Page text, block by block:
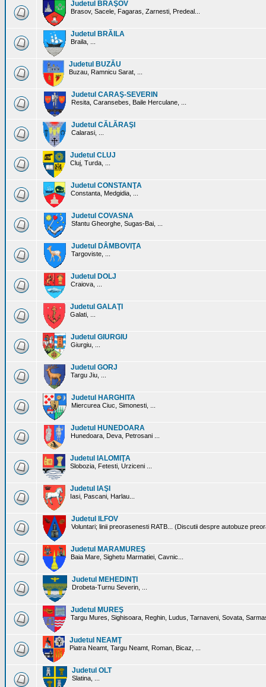
Judetul BRAŞOV
Brasov, Sacele, Fagaras, Zarnesti, Predeal...
Judetul BRĂILA
Braila, ...
Judetul BUZĂU
Buzau, Ramnicu Sarat, ...
Judetul CARAŞ-SEVERIN
Resita, Caransebes, Baile Herculane, ...
Judetul CĂLĂRAŞI
Calarasi, ...
Judetul CLUJ
Cluj, Turda, ...
Judetul CONSTANŢA
Constanta, Medgidia, ...
Judetul COVASNA
Sfantu Gheorghe, Sugas-Bai, ...
Judetul DÂMBOVIŢA
Targoviste, ...
Judetul DOLJ
Craiova, ...
Judetul GALAŢI
Galati, ...
Judetul GIURGIU
Giurgiu, ...
Judetul GORJ
Targu Jiu, ...
Judetul HARGHITA
Miercurea Ciuc, Simonesti, ...
Judetul HUNEDOARA
Hunedoara, Deva, Petrosani ...
Judetul IALOMIŢA
Slobozia, Fetesti, Urziceni ...
Judetul IAŞI
Iasi, Pascani, Harlau...
Judetul ILFOV
Voluntari; linii preorasenesti RATB... (Discutii despre autobuze
Judetul MARAMUREŞ
Baia Mare, Sighetu Marmatiei, Cavnic...
Judetul MEHEDINŢI
Drobeta-Turnu Severin, ...
Judetul MUREŞ
Targu Mures, Sighisoara, Reghin, Ludus, Tarnaveni, Sovata,
Judetul NEAMŢ
Piatra Neamt, Targu Neamt, Roman, Bicaz, ...
Judetul OLT
Slatina, ...